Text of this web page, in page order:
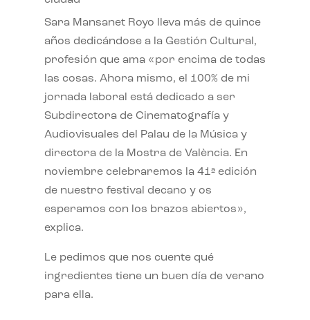
Sara Mansanet Royo lleva más de quince
años dedicándose a la Gestión Cultural,
profesión que ama «por encima de todas
las cosas. Ahora mismo, el 100% de mi
jornada laboral está dedicado a ser
Subdirectora de Cinematografía y
Audiovisuales del Palau de la Música y
directora de la Mostra de València. En
noviembre celebraremos la 41ª edición
de nuestro festival decano y os
esperamos con los brazos abiertos»,
explica.
Le pedimos que nos cuente qué
ingredientes tiene un buen día de verano
para ella.